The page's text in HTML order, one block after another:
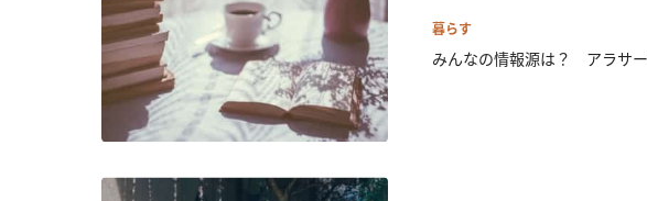
暮らす
みんなの情報源は？ アラサ